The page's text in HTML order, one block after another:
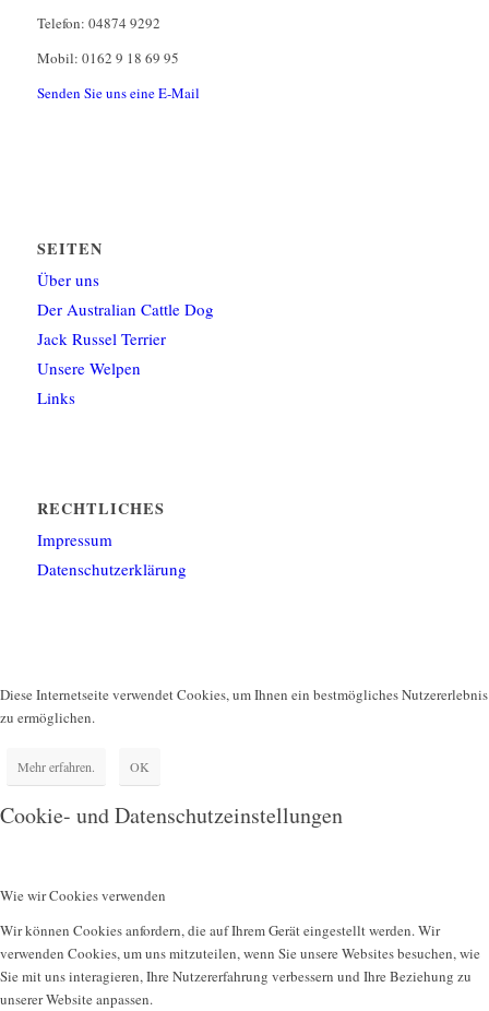
Telefon: 04874 9292
Mobil: 0162 9 18 69 95
Senden Sie uns eine E-Mail
SEITEN
Über uns
Der Australian Cattle Dog
Jack Russel Terrier
Unsere Welpen
Links
RECHTLICHES
Impressum
Datenschutzerklärung
Diese Internetseite verwendet Cookies, um Ihnen ein bestmögliches Nutzererlebnis
zu ermöglichen.
Mehr erfahren. OK
Cookie- und Datenschutzeinstellungen
Wie wir Cookies verwenden
Wir können Cookies anfordern, die auf Ihrem Gerät eingestellt werden. Wir
verwenden Cookies, um uns mitzuteilen, wenn Sie unsere Websites besuchen, wie
Sie mit uns interagieren, Ihre Nutzererfahrung verbessern und Ihre Beziehung zu
unserer Website anpassen.